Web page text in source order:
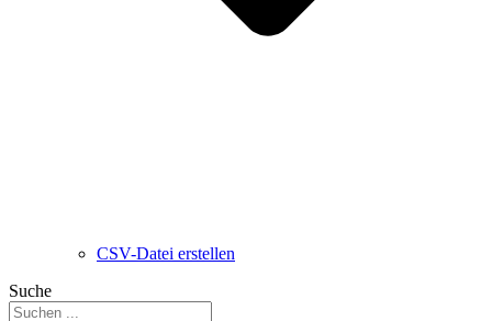
CSV-Datei erstellen
Suche